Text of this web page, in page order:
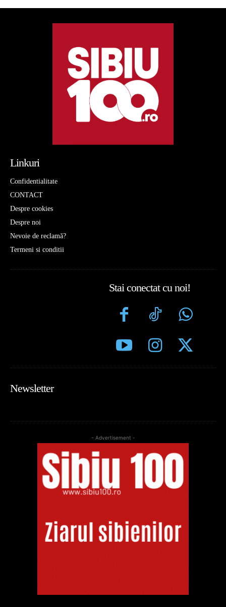
Linkuri
Confidentialitate
CONTACT
Despre cookies
Despre noi
Nevoie de reclamă?
Termeni si conditii
Stai conectat cu noi!
Newsletter
- Advertisement -